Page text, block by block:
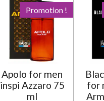
Promotion !
Apolo for men
inspi Azzaro 75
ml
for